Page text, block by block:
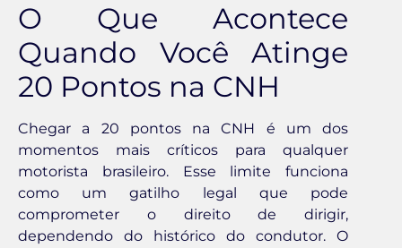
O Que Acontece
Quando Você Atinge
20 Pontos na CNH
Chegar a 20 pontos na CNH é um dos
momentos mais críticos para qualquer
motorista brasileiro. Esse limite funciona
como um gatilho legal que pode
comprometer o direito de dirigir,
dependendo do histórico do condutor. O